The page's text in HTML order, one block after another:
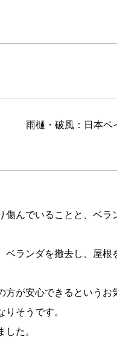
雨樋・破風：日本ペ
んでいることと、ベ
ランダを撤去し、屋
が安心できるというお
そうです。
た。